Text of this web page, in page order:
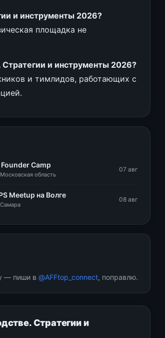
и инструменты 2026?
площадка не
и инструменты 2026?
и тимлидов, работающих с
Founder Camp
Московская область
07 авг
Meetup на Волге
Самара
08 авг
— пиши в @AFFtop_connect, поправлю.
Стратегии и